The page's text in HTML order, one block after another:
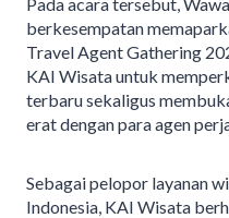
berkesempatan
Travel Agent Gathering
KAI Wisata untuk
terbaru sekaligus
erat dengan para agen
Sebagai pelopor layanan
Indonesia, KAI Wisata